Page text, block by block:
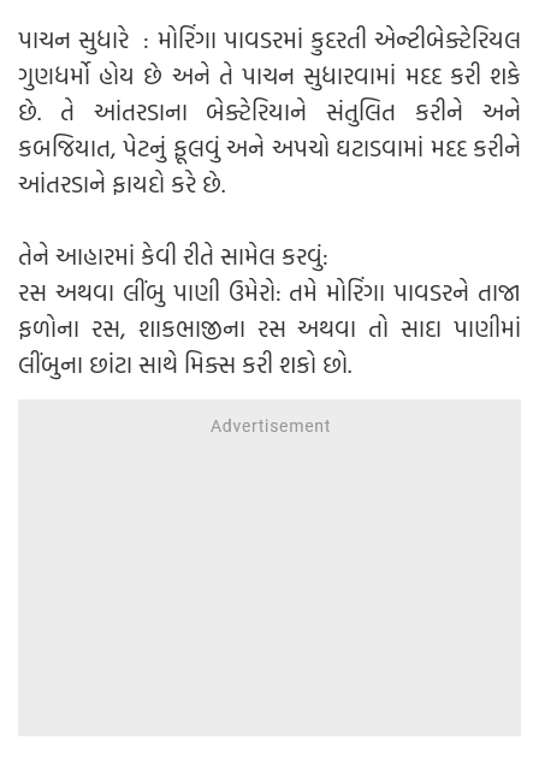
પાચન સુધારે : મોરિંગા પાવડરમાં કુદરતી એન્ટીબેક્ટેરિયલ
ગુણધર્મો હોય છે અને તે પાચન સુધારવામાં મદદ કરી શકે
છે. તે આંતરડાના બેક્ટેરિયાને સંતુલિત કરીને અને
કબજિયાત, પેટનું ફૂલવું અને અપચો ઘટાડવામાં મદદ કરીને
આંતરડાને ફાયદો કરે છે.
તેને આહારમાં કેવી રીતે સામેલ કરવું:
રસ અથવા લીંબુ પાણી ઉમેરો: તમે મોરિંગા પાવડરને તાજા
ફળોના રસ, શાકભાજીના રસ અથવા તો સાદા પાણીમાં
લીંબુના છાંટા સાથે મિક્સ કરી શકો છો.